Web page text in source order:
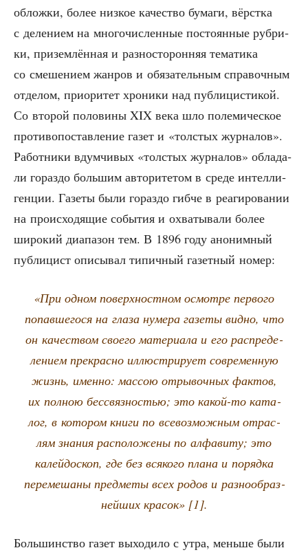
облож­ки, более низ­кое каче­ство бума­ги, вёрст­ка
с деле­ни­ем на мно­го­чис­лен­ные посто­ян­ные руб­ри­
ки, при­зем­лён­ная и раз­но­сто­рон­няя тема­ти­ка
со сме­ше­ни­ем жан­ров и обя­за­тель­ным спра­воч­ным
отде­лом, при­о­ри­тет хро­ни­ки над пуб­ли­ци­сти­кой.
Со вто­рой поло­ви­ны XIX века шло поле­ми­че­ское
про­ти­во­по­став­ле­ние газет и «тол­стых жур­на­лов».
Работ­ни­ки вдум­чи­вых «тол­стых жур­на­лов» обла­да­
ли гораз­до боль­шим авто­ри­те­том в сре­де интел­ли­
ген­ции. Газе­ты были гораз­до гиб­че в реа­ги­ро­ва­нии
на про­ис­хо­дя­щие собы­тия и охва­ты­ва­ли более
широ­кий диа­па­зон тем. В 1896 году ано­ним­ный
пуб­ли­цист опи­сы­вал типич­ный газет­ный номер:
«При одном поверх­ност­ном осмот­ре пер­во­го
попав­ше­го­ся на гла­за нуме­ра газе­ты вид­но, что
он каче­ством сво­е­го мате­ри­а­ла и его рас­пре­де­
ле­ни­ем пре­крас­но иллю­стри­ру­ет совре­мен­ную
жизнь, имен­но: мас­сою отры­воч­ных фак­тов,
их пол­ною бес­связ­но­стью; это какой-то ката­
лог, в кото­ром кни­ги по все­воз­мож­ным отрас­
лям зна­ния рас­по­ло­же­ны по алфа­ви­ту; это
калей­до­скоп, где без вся­ко­го пла­на и поряд­ка
пере­ме­ша­ны пред­ме­ты всех родов и раз­но­об­раз­
ней­ших кра­сок» [1].
Боль­шин­ство газет выхо­ди­ло с утра, мень­ше были